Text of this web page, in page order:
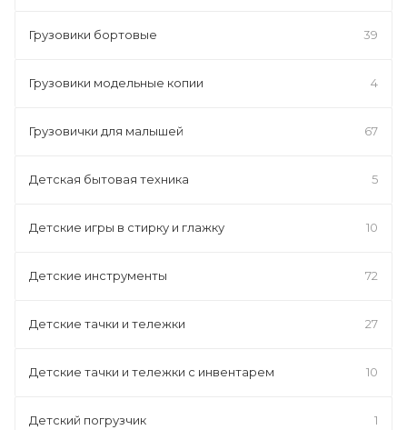
Грузовики бортовые 39
Грузовики модельные копии 4
Грузовички для малышей 67
Детская бытовая техника 5
Детские игры в стирку и глажку 10
Детские инструменты 72
Детские тачки и тележки 27
Детские тачки и тележки с инвентарем 10
Детский погрузчик 1